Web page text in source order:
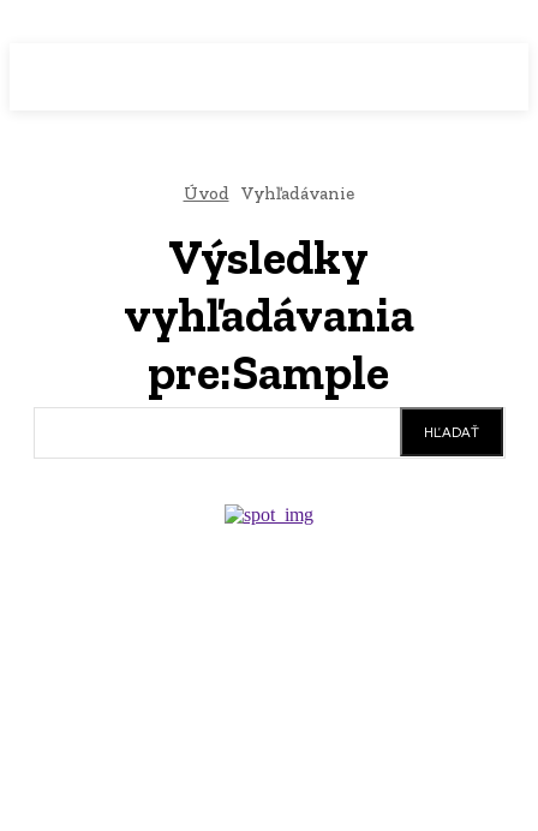
Úvod Vyhľadávanie
Výsledky
vyhľadávania
pre:Sample
HĽADAŤ